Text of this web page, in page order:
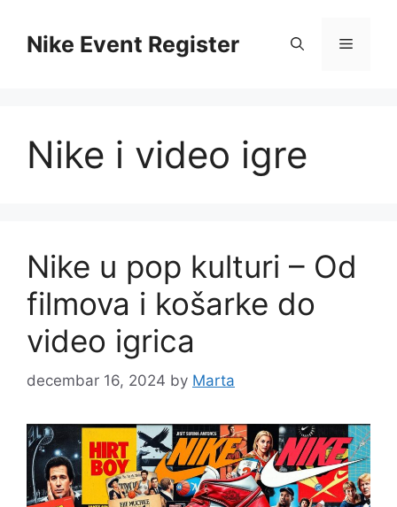
contentNike Event Register Menu
Nike i video igre
Nike u pop kulturi – Od
filmova i košarke do
video igrica
decembar 16, 2024 by Marta